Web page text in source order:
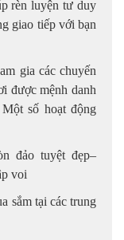
rèn luyện tư duy
giao tiếp với bạn
gia các chuyến
được mệnh danh
số hoạt động
đảo tuyệt đẹp–
voi
sắm tại các trung